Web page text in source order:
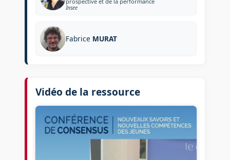
Insee
Fabrice MURAT
Vidéo de la ressource